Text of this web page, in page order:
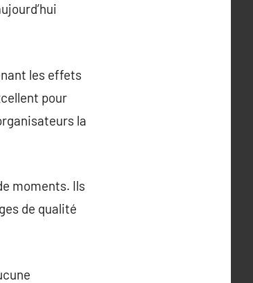
les effets
pour
la
moments. Ils
de qualité